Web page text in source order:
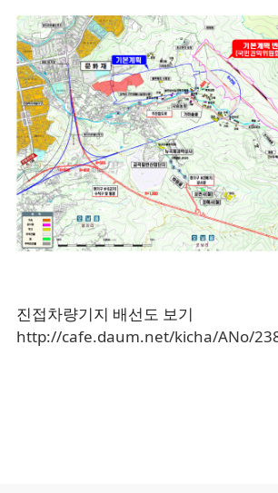
진접차량기지 배선도 보기
http://cafe.daum.net/kicha/ANo/